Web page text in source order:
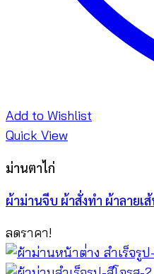
Add to Wishlist
Quick View
ม่านตาไก่
ผ้าม่านจีบ ผ้าสั่งทำ ผ้าลายเส้
ลดราคา!